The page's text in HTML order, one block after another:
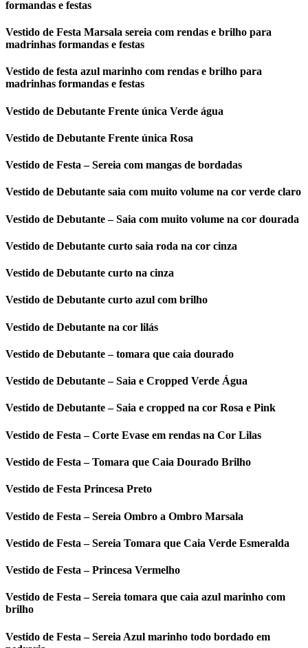
formandas e festas
Vestido de Festa Marsala sereia com rendas e brilho para
madrinhas formandas e festas
Vestido de festa azul marinho com rendas e brilho para
madrinhas formandas e festas
Vestido de Debutante Frente única Verde água
Vestido de Debutante Frente única Rosa
Vestido de Festa – Sereia com mangas de bordadas
Vestido de Debutante saia com muito volume na cor verde claro
Vestido de Debutante – Saia com muito volume na cor dourada
Vestido de Debutante curto saia roda na cor cinza
Vestido de Debutante curto na cinza
Vestido de Debutante curto azul com brilho
Vestido de Debutante na cor lilás
Vestido de Debutante – tomara que caia dourado
Vestido de Debutante – Saia e Cropped Verde Água
Vestido de Debutante – Saia e cropped na cor Rosa e Pink
Vestido de Festa – Corte Evase em rendas na Cor Lilas
Vestido de Festa – Tomara que Caia Dourado Brilho
Vestido de Festa Princesa Preto
Vestido de Festa – Sereia Ombro a Ombro Marsala
Vestido de Festa – Sereia Tomara que Caia Verde Esmeralda
Vestido de Festa – Princesa Vermelho
Vestido de Festa – Sereia tomara que caia azul marinho com
brilho
Vestido de Festa – Sereia Azul marinho todo bordado em